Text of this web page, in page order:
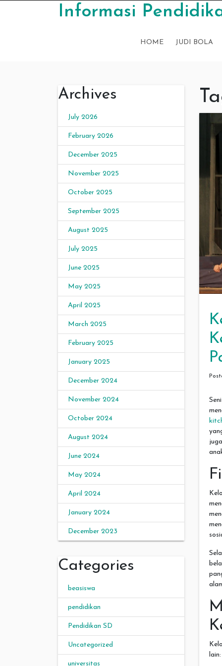
Informasi
HOME JUDI BOLA
Archives
July 2026
February 2026
December 2025
November 2025
October 2025
September 2025
August 2025
July 2025
June 2025
May 2025
April 2025
March 2025
February 2025
January 2025
December 2024
November 2024
October 2024
August 2024
June 2024
May 2024
April 2024
January 2024
December 2023
Categories
beasiswa
pendidikan
Pendidikan SD
Uncategorized
universitas
lain: